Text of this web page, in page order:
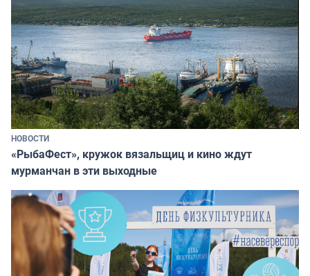
НОВОСТИ
«РыбаФест», кружок вязальщиц и кино ждут
мурманчан в эти выходные